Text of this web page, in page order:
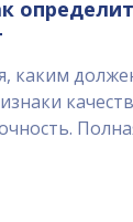
каким